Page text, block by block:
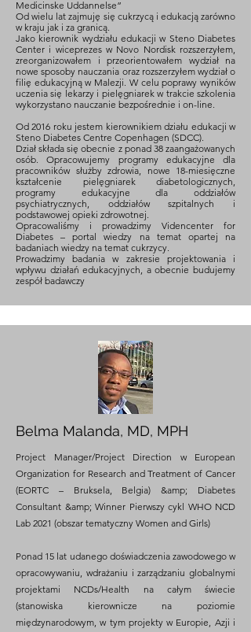
Medicinske Uddannelse”
Od wielu lat zajmuję się cukrzycą i edukacją zarówno
w kraju jak i za granicą.
Jako kierownik wydziału edukacji w Steno Diabetes
Center i wiceprezes w Novo Nordisk rozszerzyłem,
zreorganizowałem i przeorientowałem wydział na
nowe sposoby nauczania oraz rozszerzyłem wydział o
filię edukacyjną w Malezji. W celu poprawy wyników
uczenia się lekarzy i pielęgniarek w trakcie szkolenia
wykorzystano nauczanie bezpośrednie i on-line.
Od 2016 roku jestem kierownikiem działu edukacji w
Steno Diabetes Centre Copenhagen (SDCC).
Dział składa się obecnie z ponad 38 zaangażowanych
osób. Opracowujemy programy edukacyjne dla
pracowników służby zdrowia, nowe 18-miesięczne
kształcenie pielęgniarek diabetologicznych,
programy edukacyjne dla oddziałów
psychiatrycznych, oddziałów szpitalnych i
podstawowej opieki zdrowotnej.
Opracowaliśmy i prowadzimy Videncenter for
Diabetes – portal wiedzy na temat opartej na
badaniach wiedzy na temat cukrzycy.
Prowadzimy badania w zakresie projektowania i
wpływu działań edukacyjnych, a obecnie budujemy
zespół badawczy
Belma Malanda, MD, MPH
Project Manager/Project Direction w European
Organization for Research and Treatment of Cancer
(EORTC – Bruksela, Belgia) &amp; Diabetes
Consultant &amp; Winner Pierwszy cykl WHO NCD
Lab 2021 (obszar tematyczny Women and Girls)
Ponad 15 lat udanego doświadczenia zawodowego w
opracowywaniu, wdrażaniu i zarządzaniu globalnymi
projektami NCDs/Health na całym świecie
(stanowiska kierownicze na poziomie
międzynarodowym, w tym projekty w Europie, Azji i